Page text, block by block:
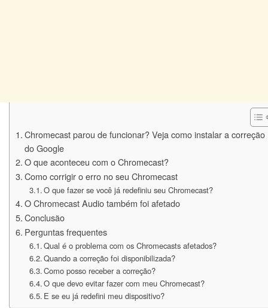
Chromecast parou de funcionar? Veja como instalar a correção
do Google
O que aconteceu com o Chromecast?
Como corrigir o erro no seu Chromecast
O que fazer se você já redefiniu seu Chromecast?
O Chromecast Audio também foi afetado
Conclusão
Perguntas frequentes
Qual é o problema com os Chromecasts afetados?
Quando a correção foi disponibilizada?
Como posso receber a correção?
O que devo evitar fazer com meu Chromecast?
E se eu já redefini meu dispositivo?